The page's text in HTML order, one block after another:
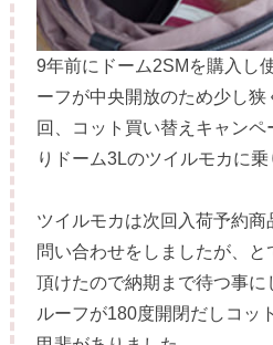
9年前にドーム2SMを購入し
ーフが中央開放のため少し狭
回、コット買い替えキャン
りドーム3Lのツイルモカに乗
ツイルモカは次回入荷予約商
問い合わせをしましたが、
頂けたので納期まで待つ事に
ルーフが180度開閉だしコッ